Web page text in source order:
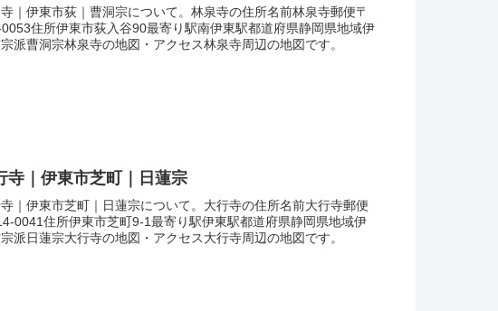
｜伊東市荻｜曹洞宗について。林泉寺の住所名前林泉寺郵便〒
住所伊東市荻入谷90最寄り駅南伊東駅都道府県静岡県地域伊
派曹洞宗林泉寺の地図・アクセス林泉寺周辺の地図です。
寺｜伊東市芝町｜日蓮宗
｜伊東市芝町｜日蓮宗について。大行寺の住所名前大行寺郵便
0041住所伊東市芝町9-1最寄り駅伊東駅都道府県静岡県地域伊
派日蓮宗大行寺の地図・アクセス大行寺周辺の地図です。